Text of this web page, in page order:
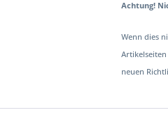
Achtung!
Wenn dies
Artikelseiten
neuen